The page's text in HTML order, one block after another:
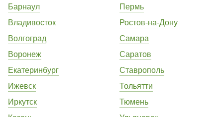
Барнаул
Владивосток
Волгоград
Воронеж
Екатеринбург
Ижевск
Иркутск
Пермь
Ростов-на-Дону
Самара
Саратов
Ставрополь
Тольятти
Тюмень